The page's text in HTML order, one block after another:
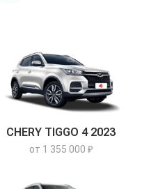
CHERY TIGGO 4 2023
от 1 355 000 ₽